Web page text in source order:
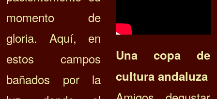
momento de
gloria. Aquí, en
estos campos
bañados por la
Una copa de
cultura andaluza